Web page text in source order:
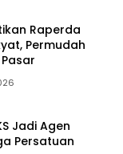
Raperda
Permudah
Jadi Agen
Persatuan